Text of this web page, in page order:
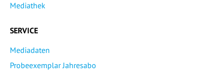
Mediathek
SERVICE
Mediadaten
Probeexemplar Jahresabo